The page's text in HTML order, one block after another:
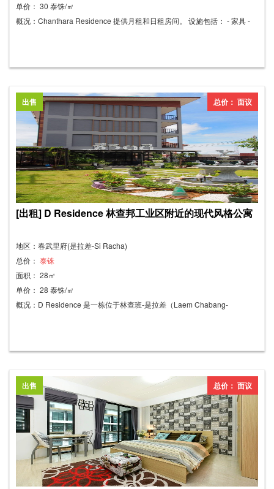
单价： 30 泰铢/㎡
概况：Chanthara Residence 提供月租和日租房间。 设施包括： - 家具 -
路，距离高速公路 200 米。 预付一个月租金：7000泰铢 押金：一个月租
金，7000泰铢 合同终止后的清洁费：200泰铢 水费：30泰铢/吨 电费：8泰
铢/度 - 每周一次客房清洁服务。
总价： 面议
出售
[出租] D Residence 林查邦工业区附近的现代风格公寓
地区：春武里府(是拉差-Si Racha)
总价： 泰铢
面积： 28㎡
单价： 28 泰铢/㎡
概况：D Residence 是一栋位于林查班-是拉差（Laem Chabang-
放松。对于追求慢节奏生活方式的现代人来说，这里是理想之选。 房间详
情： -家具：6英尺床及床垫（实木材质），配备高品质乳胶床垫，确保舒
适睡眠；衣柜；梳妆台；电视柜；无线网络。 安保： 配备16个闭路电视摄
像头的全方位安保系统、门禁卡系统、夜间保安以及消防通道。 附近地
点： - 林查班工业园 - 海港购物中心 - 维哈兰医院 - Si Mum Muang 市场 - ​​
泰国农业大学是拉差校区 首付： 预付租金 5,000 泰铢 押金 5,000 泰铢 钥
匙及门禁卡押金 300 泰铢 总计：10,300 泰铢 -无公共区域费用 -楼内提供
停车位（每间房限停一辆车） 水费：30 泰铢/吨（每间房最低 200 泰铢）
总价： 面议
出售